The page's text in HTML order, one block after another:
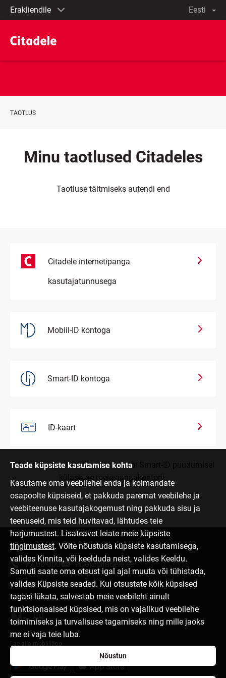
Eraklient
Äriklient
English
По-
Eesti
TAOTLUS
Minu taotlused Citadeles
Taotluse täitmiseks autendi end
Citadele internetipanga
kasutajatunnusega
Mobiil-ID kontoga
Smart-ID kontoga
ID-kaart
Internetipanga kasutajatunnuse või Smart-ID puudumisel
külastage meie pangakontorit.
Teade küpsiste kasutamise kohta
Kasutame oma veebilehel enda ja kolmandate
osapoolte küpsiseid, et pakkuda paremat veebilehe ja
veebiteenuse kasutajakogemust ning pakkuda sisu ja
teenuseid, mis teid huvitavad, lähtudes teie
harjumustest. Lisateavet leiate meie küpsiste
tingimustest. Võite nõustuda küpsiste kasutamisega,
valides Kinnita, või keelduda neist, valides Keeldu.
Samuti saate oma otsust igal ajal muuta või tühistada,
valides Küpsiste seaded. Kui otsustate kõik küpsised
tagasi lükata, salvestab meie veebileht ainult
funktsionaalsed küpsised, mis on vajalikud veebilehe
toimimiseks ja turvalisuse tagamiseks ning mille jaoks
me ei vaja teie luba.
Nõustun
Võta ühendust
77 00 000 info@citadele.ee
Jälgi meid